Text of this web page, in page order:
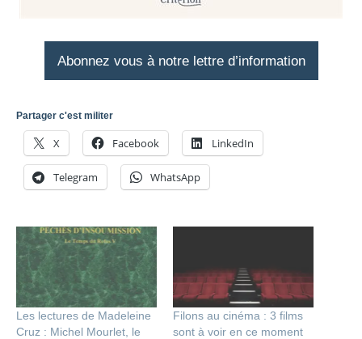
Abonnez vous à notre lettre d’information
Partager c'est militer
X Facebook LinkedIn
Telegram WhatsApp
Les lectures de Madeleine
Cruz : Michel Mourlet, le
Filons au cinéma : 3 films
sont à voir en ce moment